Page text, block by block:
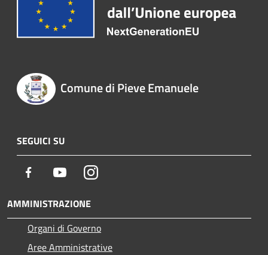
Comune di Pieve Emanuele
SEGUICI SU
Facebook YoutubeInstagram
AMMINISTRAZIONE
Organi di Governo
Aree Amministrative